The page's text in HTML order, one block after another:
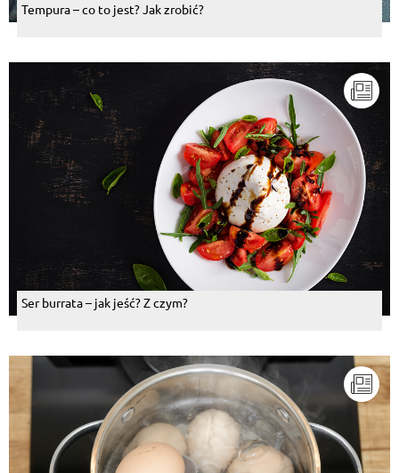
Tempura – co to jest? Jak zrobić?
Ser burrata – jak jeść? Z czym?